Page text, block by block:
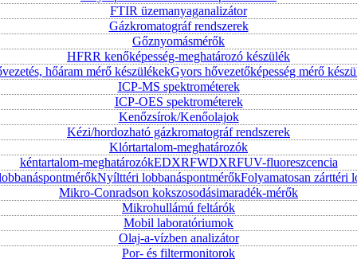
FTIR üzemanyaganalizátor
Gázkromatográf rendszerek
Gőznyomásmérők
HFRR kenőképesség-meghatározó készülék
hőáram mérő készülékekGyors hővezetőképesség mérő
ICP-MS spektrométerek
ICP-OES spektrométerek
Kenőzsírok/Kenőolajok
Kézi/hordozható gázkromatográf rendszerek
Klórtartalom-meghatározók
kéntartalom-meghatározókEDXRFWDXRFUV-fluoreszcencia
Nyílttéri lobbanáspontmérőkFolyamatosan zárttéri
Mikro-Conradson kokszosodásimaradék-mérők
Mikrohullámú feltárók
Mobil laboratóriumok
Olaj-a-vízben analizátor
Por- és filtermonitorok